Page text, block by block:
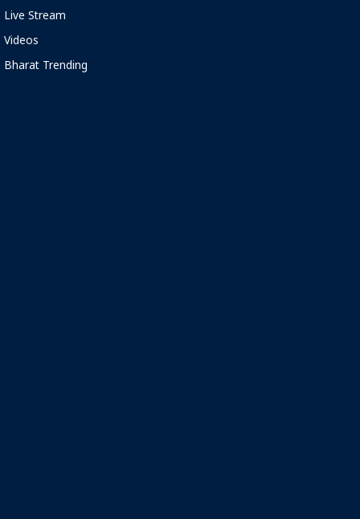
Live Stream
Videos
Bharat Trending